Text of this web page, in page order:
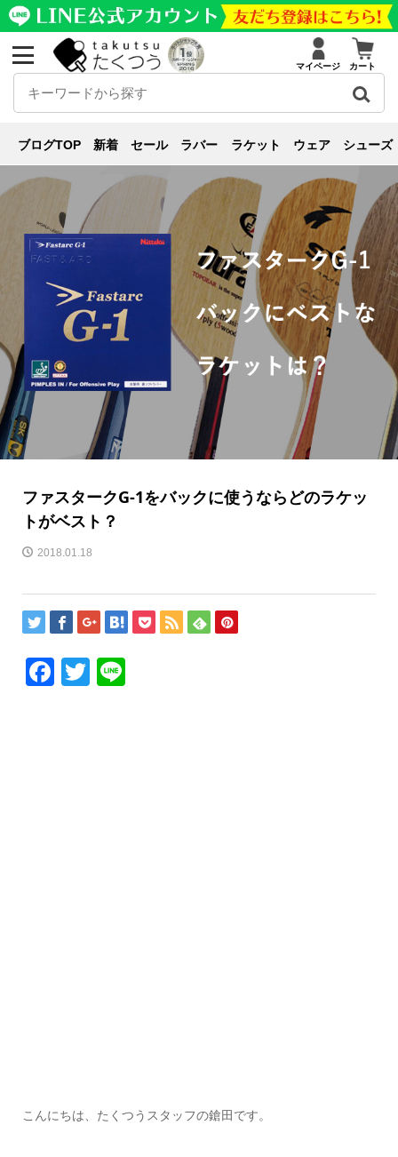
マイページ カート
ブログTOP 新着 セール ラバー ラケット ウェア シューズ
裏ソフト
ットがベスト？
ファスタークG-1をバックに使うならどのラケッ
トがベスト？
2018.01.18
Facebook
Twitter
こんにちは、たくつうスタッフの鎗田です。